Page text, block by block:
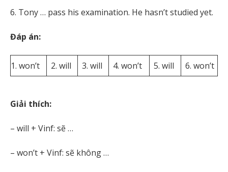
6. Tony … pass his examination. He hasn’t studied yet.
Đáp án:
1. won’t 2. will 3. will 4. won’t 5. will 6. won’t
Giải thích:
– will + Vinf: sẽ …
– won’t + Vinf: sẽ không …